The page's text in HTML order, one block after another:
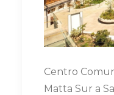
Centro
Matta Sur a